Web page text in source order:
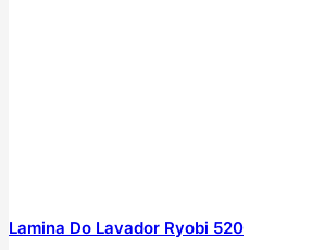
Lamina Do Lavador Ryobi 520